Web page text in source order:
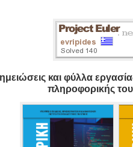
και φύλλα
πληροφορικής